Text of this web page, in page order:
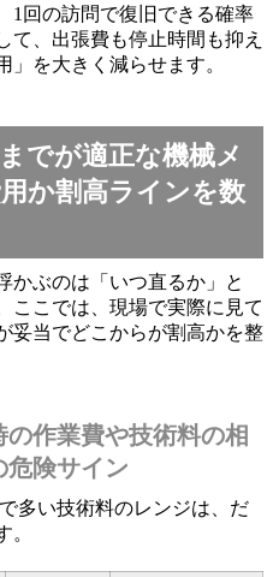
1回の訪問で復旧できる確率
て、出張費も停止時間も抑え
」を大きく減らせます。
でが適正な機械メ
か割高ラインを数
かぶのは「いつ直るか」と
ここでは、現場で実際に見て
妥当でどこからが割高かを整
作業費や技術料の相
危険サイン
多い技術料のレンジは、だ
。